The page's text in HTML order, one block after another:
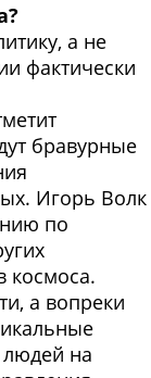
а не
фактически
бравурные
Игорь Волк
по
космоса.
а вопреки
людей на